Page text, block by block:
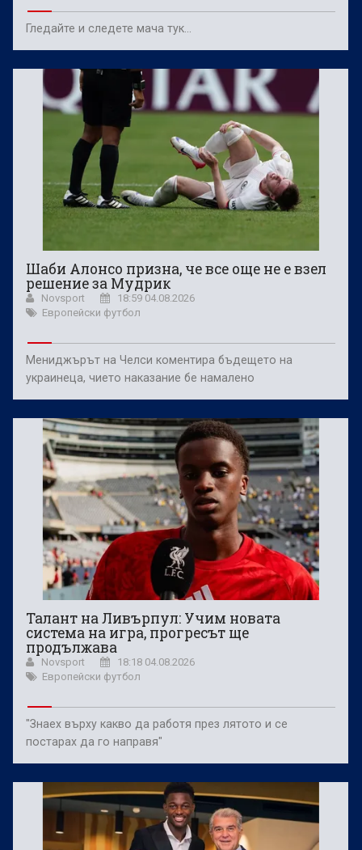
Гледайте и следете мача тук…
Шаби Алонсо призна, че все още не е взел
решение за Мудрик
Novsport
18:59 04.08.2026
Европейски футбол
Мениджърът на Челси коментира бъдещето на
украинеца, чието наказание бе намалено
Талант на Ливърпул: Учим новата
система на игра, прогресът ще
продължава
Novsport
18:18 04.08.2026
Европейски футбол
"Знаех върху какво да работя през лятото и се
постарах да го направя"